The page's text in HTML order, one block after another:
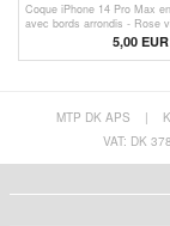
Coque iPhone 14 Pro Max
avec bords arrondis - Rose
5,00EUR
MTP DK APS |
VAT: DK